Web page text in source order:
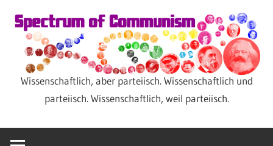
Inhalt
springen
Spectrum
of
Wissenschaftlich, aber parteiisch. Wissenschaftlich und
parteiisch. Wissenschaftlich, weil parteiisch.